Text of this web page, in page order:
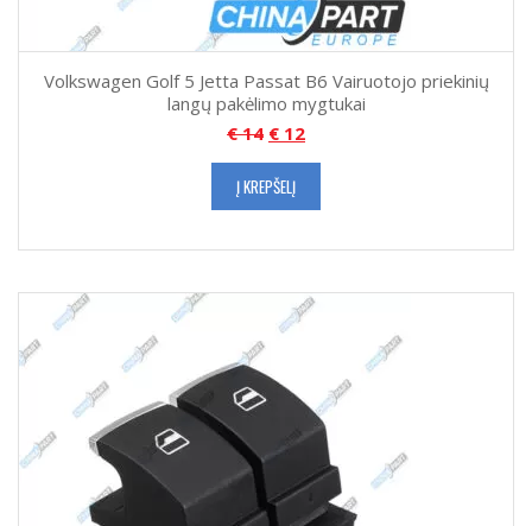
Volkswagen Golf 5 Jetta Passat B6 Vairuotojo priekinių
langų pakėlimo mygtukai
€14 € 12
Į KREPŠELĮ